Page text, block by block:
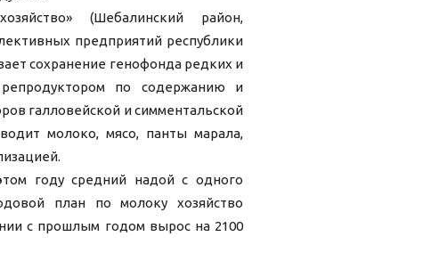
(Шебалинский район,
предприятий республики
сохранение генофонда редких и
по содержанию и
галловейской и симментальской
молоко, мясо, панты марала,
году средний надой с одного
план по молоку хозяйство
с прошлым годом вырос на 2100